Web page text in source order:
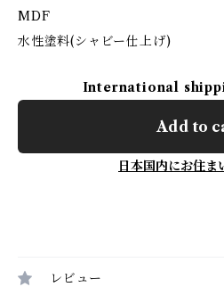
MDF
水性塗料(シャビー仕上げ)
International
Add to
日本国内にお住ま
レビュー